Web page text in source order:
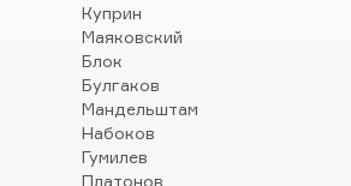
Куприн
Маяковский
Блок
Булгаков
Мандельштам
Набоков
Гумилев
Платонов